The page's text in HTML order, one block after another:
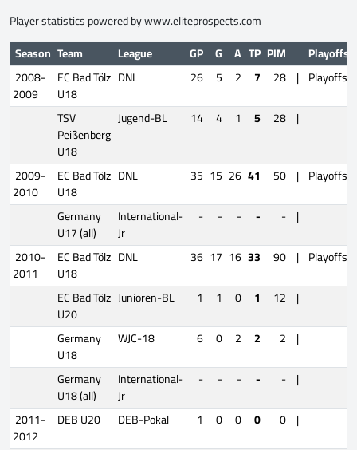
Player statistics powered bywww.eliteprospects.com
Season Team League GP G A TP PIM Playoffs
2008-
2009
EC Bad Tölz
U18
DNL 26 5 2 7 28 | Playoffs
TSV
Peißenberg
U18
Jugend-BL 14 4 1 5 28 |
2009-
2010
EC Bad Tölz
U18
DNL 35 15 26 41 50 | Playoffs
Germany
U17 (all)
International-
Jr
- - - - - |
2010-
2011
EC Bad Tölz
U18
DNL 36 17 16 33 90 | Playoffs
EC Bad Tölz
U20
Junioren-BL 1 1 0 1 12 |
Germany
U18
WJC-18 6 0 2 2 2 |
Germany
U18 (all)
International-
Jr
- - - - - |
2011-
2012
DEB U20 DEB-Pokal 1 0 0 0 0 |